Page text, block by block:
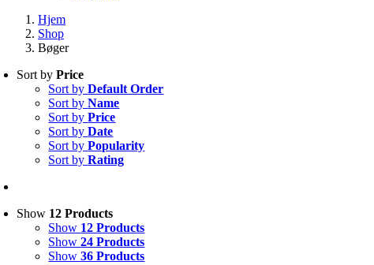
Hjem
Shop
Bøger
Sort byPrice
Sort byDefault Order
Sort byName
Sort byPrice
Sort byDate
Sort byPopularity
Sort byRating
Show 12 Products
Show 12 Products
Show24 Products
Show36 Products